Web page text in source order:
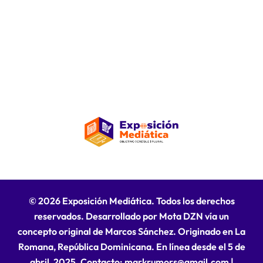
© 2026 Exposición Mediática. Todos los derechos
reservados. Desarrollado por Mota DZN vía un
concepto original de Marcos Sánchez. Originado en La
Romana, República Dominicana. En línea desde el 5 de